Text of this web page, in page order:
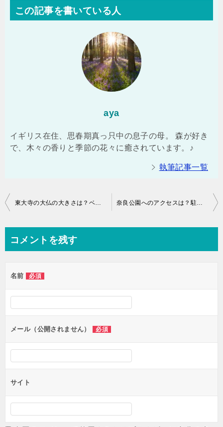
この記事を書いている人
aya
イギリス在住、思春期真っ只中の息子の母。 森が好き
で、木々の香りと季節の花々に癒されています。♪
執筆記事一覧
投
ビ
ー
シ
ン
東大寺の大仏の大きさは？ベビーカーでもまわれる？駐車場は？ 奈良公園へのアクセスは？駐車場はある？紅葉の見頃は？
コメントを残す
名前 必須
メール（公開されません） 必須
サイト